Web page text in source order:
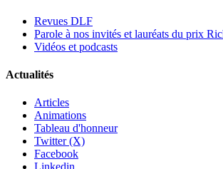
Revues DLF
Parole à nos invités et lauréats du prix
Vidéos et podcasts
Actualités
Articles
Animations
Tableau d'honneur
Twitter (X)
Facebook
Linkedin